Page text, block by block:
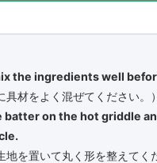
the ingredients well
具材をよく混ぜてください。）
batter on the hot griddle
地を置いて丸く形を整えてく